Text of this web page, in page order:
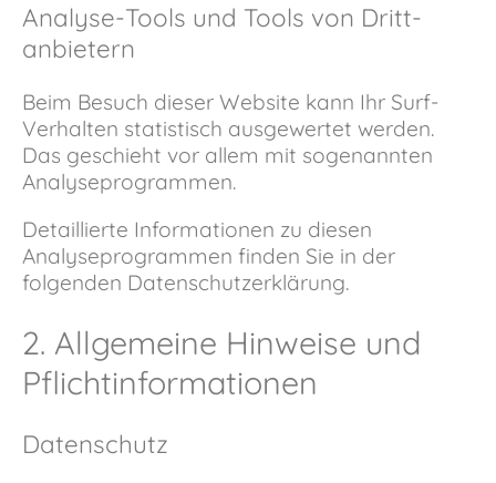
Analyse-Tools und Tools von Dritt­
anbietern
Beim Besuch dieser Website kann Ihr Surf-
Verhalten statistisch ausgewertet werden.
Das geschieht vor allem mit sogenannten
Analyseprogrammen.
Detaillierte Informationen zu diesen
Analyseprogrammen finden Sie in der
folgenden Datenschutzerklärung.
2. Allgemeine Hinweise und
Pflicht­informationen
Datenschutz